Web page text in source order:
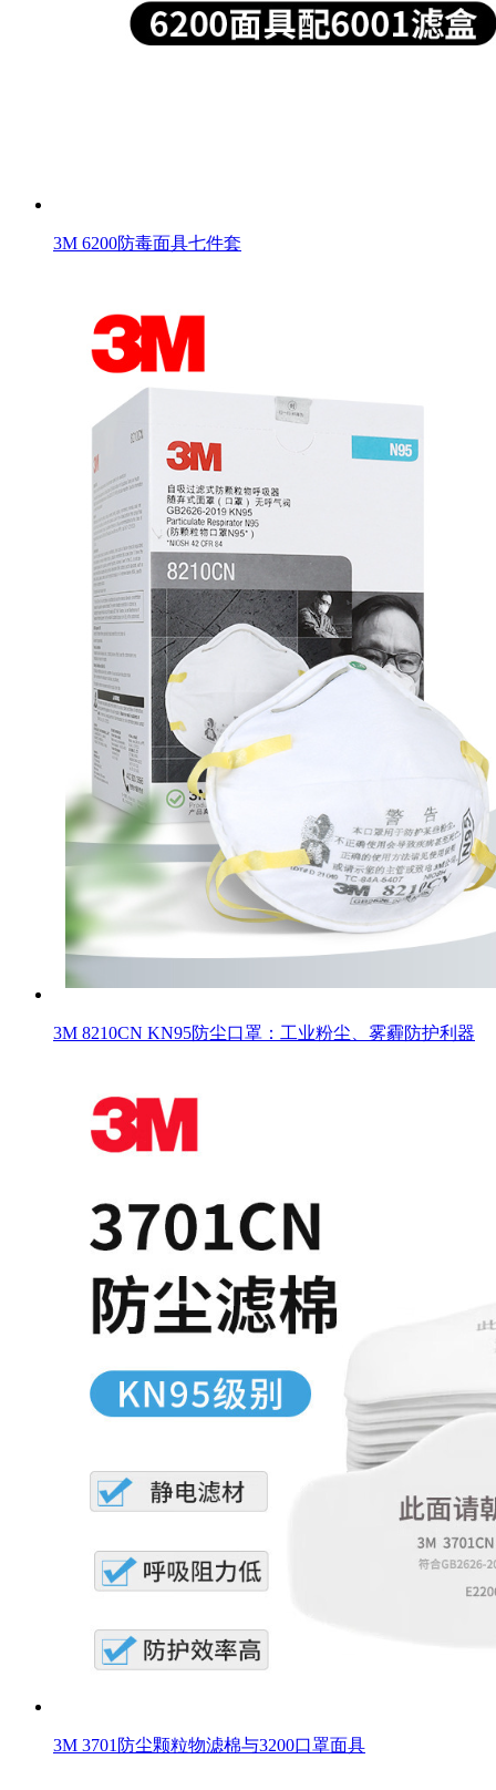
3M 6200防毒面具七件套
3M 8210CN KN95防尘口罩：工业粉尘、雾霾防护利器
3M 3701防尘颗粒物滤棉与3200口罩面具